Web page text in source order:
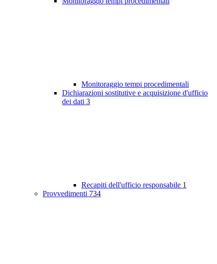
Monitoraggio tempi procedimentali
Dichiarazioni sostitutive e acquisizione d'ufficio
dei dati 3
Recapiti dell'ufficio responsabile 1
Provvedimenti 734